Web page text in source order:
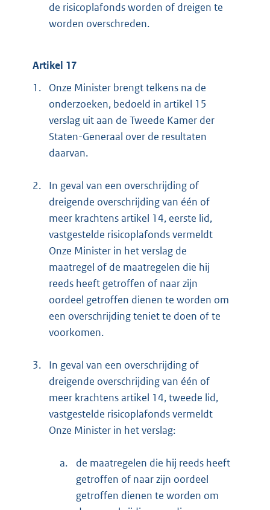
de risicoplafonds worden of dreigen te
worden overschreden.
Artikel 17
1.
Onze Minister brengt telkens na de
onderzoeken, bedoeld in artikel 15
verslag uit aan de Tweede Kamer der
Staten-Generaal over de resultaten
daarvan.
2.
In geval van een overschrijding of
dreigende overschrijding van één of
meer krachtens artikel 14, eerste lid,
vastgestelde risicoplafonds vermeldt
Onze Minister in het verslag de
maatregel of de maatregelen die hij
reeds heeft getroffen of naar zijn
oordeel getroffen dienen te worden om
een overschrijding teniet te doen of te
voorkomen.
3.
In geval van een overschrijding of
dreigende overschrijding van één of
meer krachtens artikel 14, tweede lid,
vastgestelde risicoplafonds vermeldt
Onze Minister in het verslag:
a.
de maatregelen die hij reeds heeft
getroffen of naar zijn oordeel
getroffen dienen te worden om